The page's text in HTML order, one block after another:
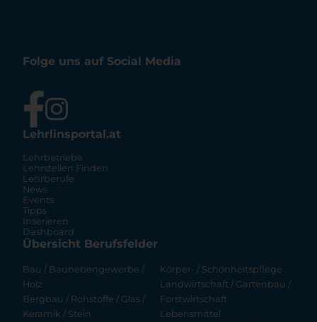
Folge uns auf Social Media
Lehrlinsportal.at
Lehrbetriebe
Lehrstellen Finden
Lehrberufe
News
Events
Tipps
Inserieren
Dashboard
Übersicht Berufsfelder
Bau / Baunebengewerbe /
Holz
Bergbau / Rohstoffe / Glas /
Keramik / Stein
Körper- / Schönheitspflege
Landwirtschaft / Gartenbau /
Forstwirtschaft
Lebensmittel